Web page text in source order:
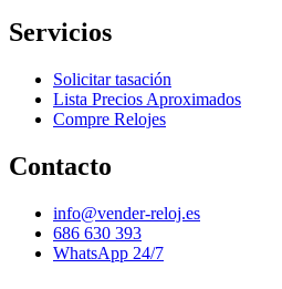
Servicios
Solicitar tasación
Lista Precios Aproximados
Compre Relojes
Contacto
info@vender-reloj.es
686 630 393
WhatsApp 24/7